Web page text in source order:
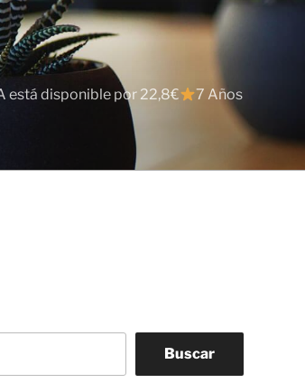
está disponible por 22,8€
7 Años
Buscar